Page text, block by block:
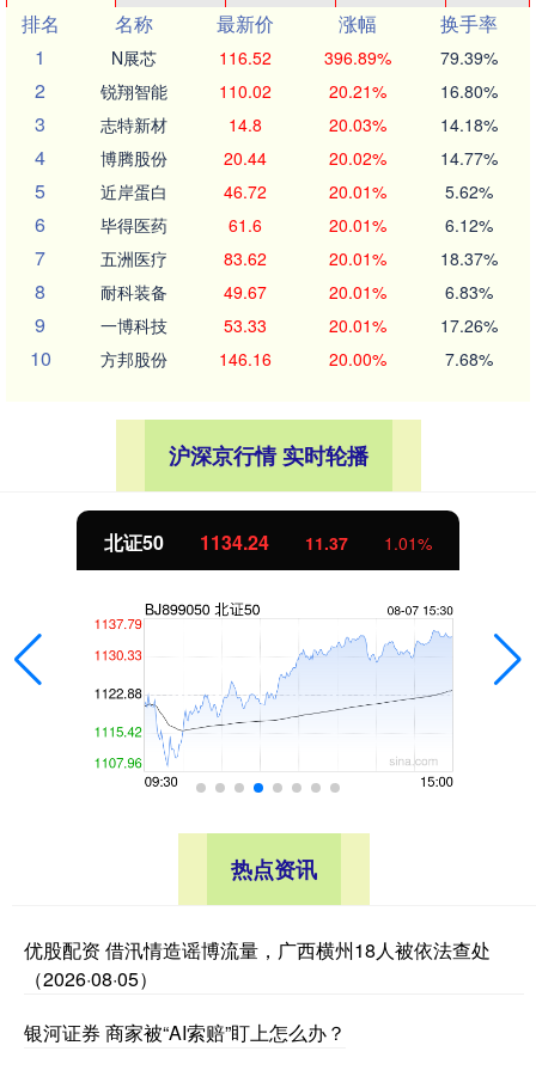
排名
名称 最新价 涨幅
换手率
1
N展芯 116.52 396.89% 79.39%
2 锐翔智能 110.02 20.21% 16.80%
3 志特新材 14.8 20.03% 14.18%
4 博腾股份 20.44 20.02% 14.77%
5 近岸蛋白 46.72 20.01% 5.62%
6 毕得医药 61.6 20.01% 6.12%
7 五洲医疗 83.62 20.01% 18.37%
8 耐科装备 49.67 20.01% 6.83%
9 一博科技 53.33 20.01% 17.26%
10 方邦股份 146.16 20.00% 7.68%
沪深京行情 实时轮播
北证50 1134.24 11.37 1.01%
热点资讯
优股配资 借汛情造谣博流量，广西横州18人被依法查处
（2026·08·05）
银河证券 商家被“AI索赔”盯上怎么办？